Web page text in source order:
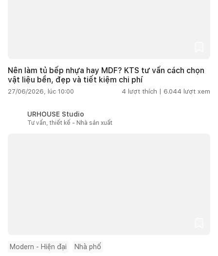
Nên làm tủ bếp nhựa hay MDF? KTS tư vấn cách chọn
vật liệu bền, đẹp và tiết kiệm chi phí
27/06/2026, lúc 10:00 4 lượt thích | 6.044 lượt xem
URHOUSE Studio
Tư vấn, thiết kế - Nhà sản xuất
Modern - Hiện đại Nhà phố